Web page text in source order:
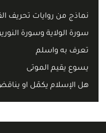
نماذج من روايات تحريف
سورة الولاية وسورة
تعرف به واسلم
يسوع يقيم الموتى
هل الإسلام يكمّل او